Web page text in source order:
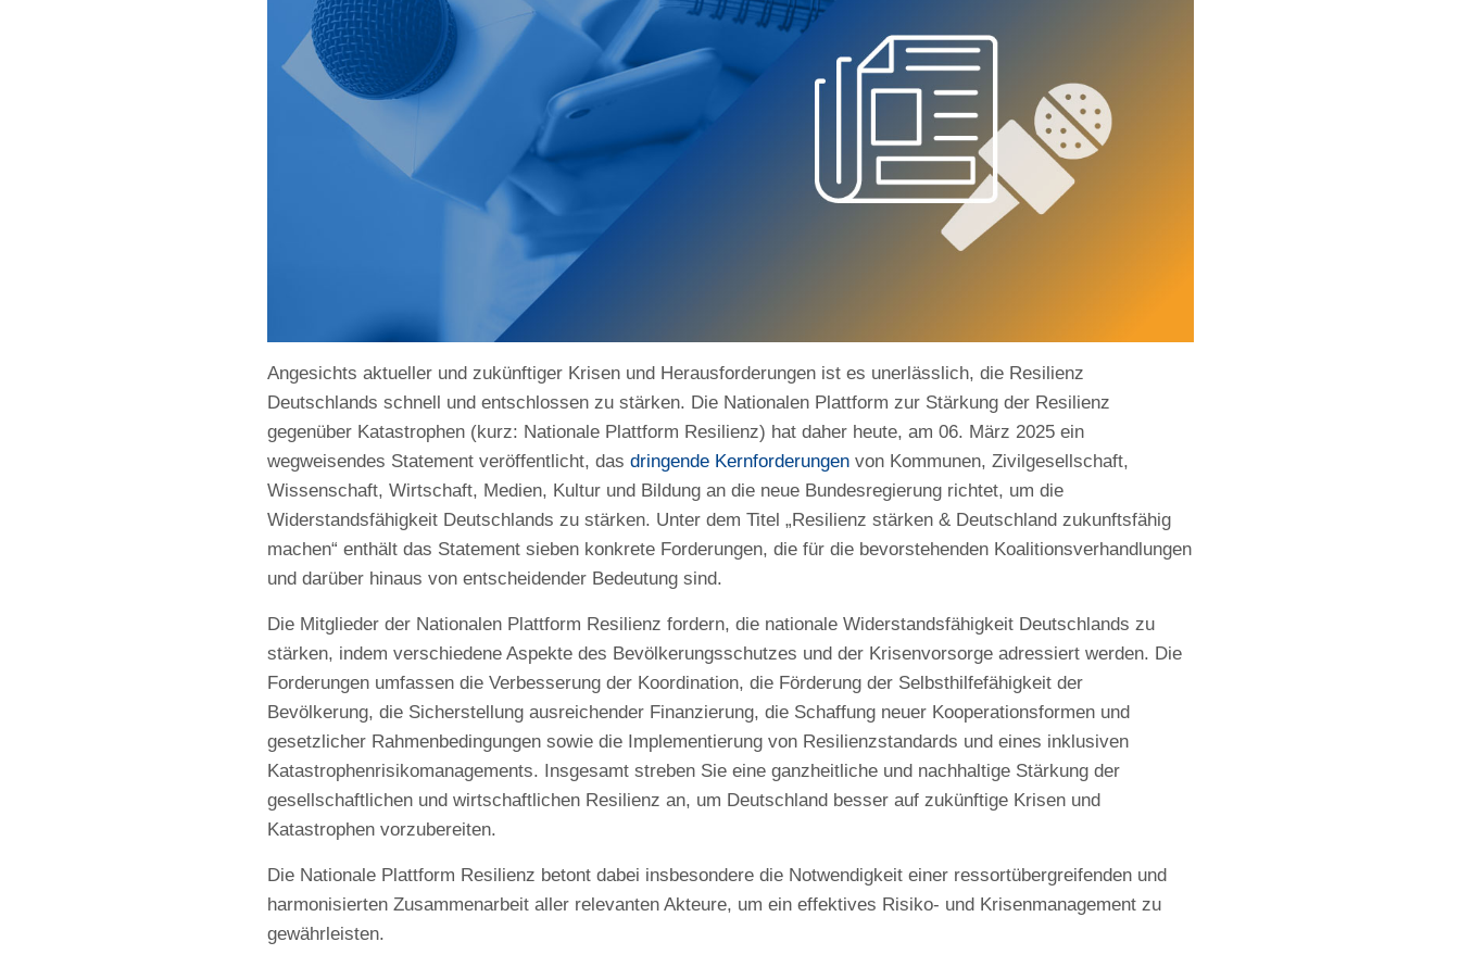
Angesichts aktueller und zukünftiger Krisen und Herausforderungen ist es unerlässlich, die Resilienz
Deutschlands schnell und entschlossen zu stärken. Die Nationalen Plattform zur Stärkung der Resilienz
gegenüber Katastrophen (kurz: Nationale Plattform Resilienz) hat daher heute, am 06. März 2025 ein
wegweisendes Statement veröffentlicht, das dringende Kernforderungenvon Kommunen, Zivilgesellschaft,
Wissenschaft, Wirtschaft, Medien, Kultur und Bildung an die neue Bundesregierung richtet, um die
Widerstandsfähigkeit Deutschlands zu stärken. Unter dem Titel „Resilienz stärken & Deutschland zukunftsfähig
machen“ enthält das Statement sieben konkrete Forderungen, die für die bevorstehenden Koalitionsverhandlungen
und darüber hinaus von entscheidender Bedeutung sind.
Die Mitglieder der Nationalen Plattform Resilienz fordern, die nationale Widerstandsfähigkeit Deutschlands zu
stärken, indem verschiedene Aspekte des Bevölkerungsschutzes und der Krisenvorsorge adressiert werden. Die
Forderungen umfassen die Verbesserung der Koordination, die Förderung der Selbsthilfefähigkeit der
Bevölkerung, die Sicherstellung ausreichender Finanzierung, die Schaffung neuer Kooperationsformen und
gesetzlicher Rahmenbedingungen sowie die Implementierung von Resilienzstandards und eines inklusiven
Katastrophenrisikomanagements. Insgesamt streben Sie eine ganzheitliche und nachhaltige Stärkung der
gesellschaftlichen und wirtschaftlichen Resilienz an, um Deutschland besser auf zukünftige Krisen und
Katastrophen vorzubereiten.
Die Nationale Plattform Resilienz betont dabei insbesondere die Notwendigkeit einer ressortübergreifenden und
harmonisierten Zusammenarbeit aller relevanten Akteure, um ein effektives Risiko- und Krisenmanagement zu
gewährleisten.